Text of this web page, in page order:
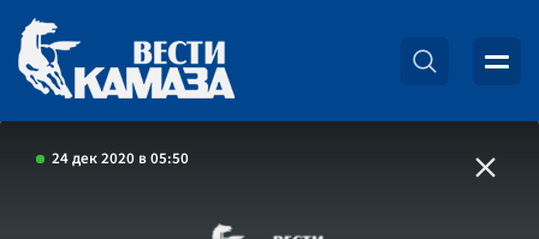
24 дек 2020 в 05:50